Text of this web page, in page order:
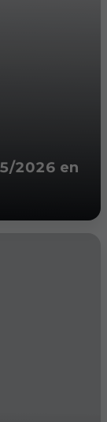
2026 en